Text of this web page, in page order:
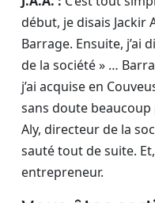
début, je disais Jackir
Barrage. Ensuite, j’ai
de la société » …
j’ai acquise en
sans doute beaucoup
Aly, directeur de la
sauté tout de suite.
entrepreneur.